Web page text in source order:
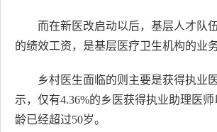
而在新医改启动以后，基层人才队
的绩效工资，是基层医疗卫生机构的业
乡村医生面临的则主要是获得执业
示，仅有4.36%的乡医获得执业助理医
龄已经超过50岁。